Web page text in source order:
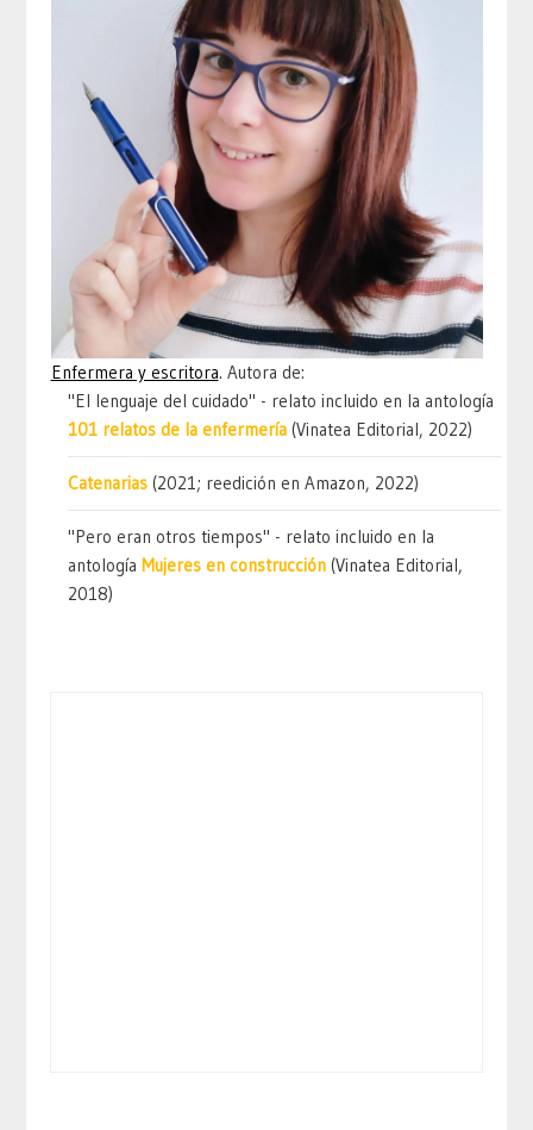
Enfermera y escritora. Autora de:
"El lenguaje del cuidado" - relato incluido en la antología
101 relatos de la enfermería (Vinatea Editorial, 2022)
Catenarias (2021; reedición en Amazon, 2022)
"Pero eran otros tiempos" - relato incluido en la
antologíaMujeres en construcción (Vinatea Editorial,
2018)